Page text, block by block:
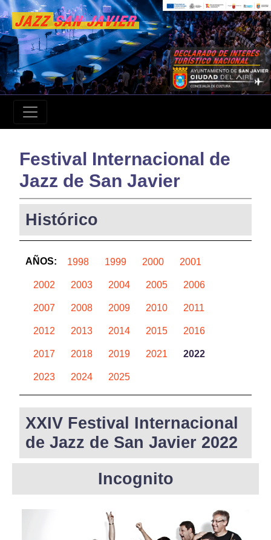
Festival Internacional de
Jazz de San Javier
Histórico
AÑOS: 1998 1999 2000 2001
2002 2003 2004 2005 2006
2007 2008 2009 2010 2011
2012 2013 2014 2015 2016
2017 2018 2019 2021 2022
2023 2024 2025
XXIV Festival Internacional
de Jazz de San Javier 2022
Incognito